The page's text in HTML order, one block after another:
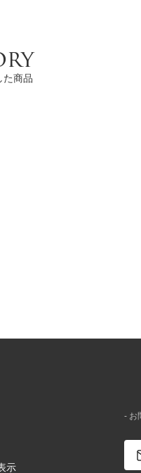
た商品
示
- お